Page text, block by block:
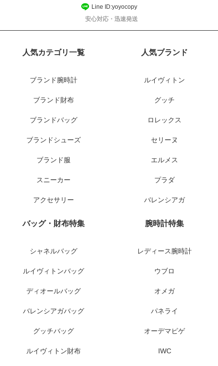
Line ID:yoyocopy
安心対応・迅速発送
人気カテゴリ一覧
ブランド腕時計
ブランド財布
ブランドバッグ
ブランドシューズ
ブランド服
スニーカー
アクセサリー
人気ブランド
ルイヴィトン
グッチ
ロレックス
セリーヌ
エルメス
プラダ
バレンシアガ
バッグ・財布特集
シャネルバッグ
ルイヴィトンバッグ
ディオールバッグ
バレンシアガバッグ
グッチバッグ
ルイヴィトン財布
腕時計特集
レディース腕時計
ウブロ
オメガ
パネライ
オーデマピゲ
IWC